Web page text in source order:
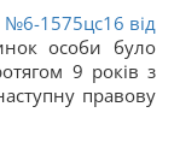
№6-1575цс16 від
особи було
9 років з
правову